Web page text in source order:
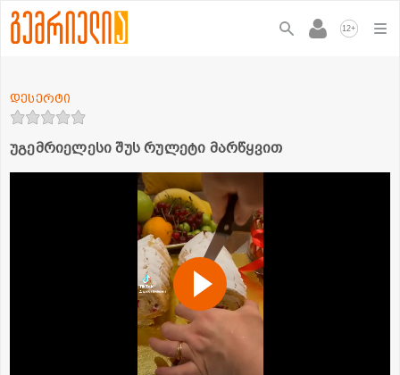
12+
უგემრიელესი შუს რულეტი მარწყვით
დესერტი